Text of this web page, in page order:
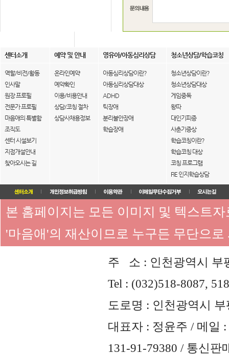
센터소개 예약 및 안내 영유아/아동심리상담 청소년상담/학습코칭
역할/비전/활동
인사말
원장 프로필
전문가 프로필
마음애의 특별함
조직도
센터 시설보기
지점개설안내
찾아오시는 길
온라인예약
예약확인
이용/비용안내
상담/코칭 절차
상담사채용정보
아동심리상담이란?
아동심리상담대상
ADHD
틱장애
분리불안장애
학습장애
청소년상담이란?
청소년상담대상
게임중독
왕따
대인기피증
사춘기증상
학습코칭이란?
학습코칭 대상
코칭 프로그램
FIE 인지학습상담
본 홈페이지는 모든 이미지 및 텍스트
'마음애'의 재산이므로 누구든 무단으
주 소 : 인천광역시 부
Tel : (032)518-8087,
도로명 : 인천광역시
대표자 : 정윤주 / 메일 :
131-91-79380 / 통신판